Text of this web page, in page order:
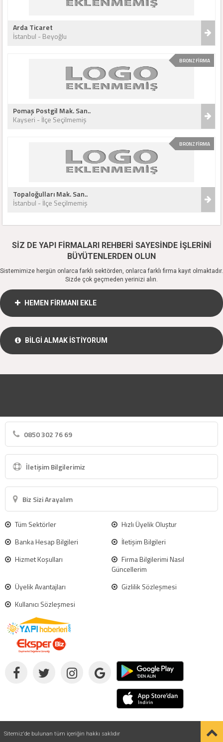
Arda Ticaret
İstanbul - Beyoğlu
BRONZ FİRMA
Pomaş Postgil Mak. San..
Kayseri - İlçe Seçilmemiş
BRONZ FİRMA
Topaloğulları Mak. San..
İstanbul - İlçe Seçilmemiş
SİZ DE YAPI FİRMALARI REHBERİ SAYESİNDE İŞLERİNİ
BÜYÜTENLERDEN OLUN
Sistemimize hergün onlarca farklı sektörden, onlarca farklı firma kayıt olmaktadır.
Sizde çok geçmeden yerinizi alın.
HEMEN FİRMANI EKLE
BİLGİ ALMAK İSTİYORUM
0850 302 76 69
İletişim Bilgilerimiz
Biz Sizi Arayalım
Tüm Sektörler
Hızlı Üyelik Oluştur
Banka Hesap Bilgileri
İletişim Bilgileri
Hizmet Koşulları
Firma Bilgilerimi Nasıl
Güncellerim
Üyelik Avantajları
Gizlilik Sözleşmesi
Kullanıcı Sözleşmesi
Sitemiz'de bulunan tüm içeriğin hakkı saklıdır